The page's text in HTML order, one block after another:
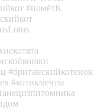
#помётK
#британскийкотенок
#котикмечты